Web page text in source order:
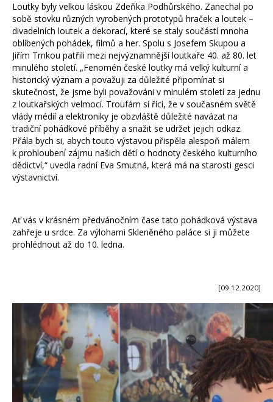
Loutky byly velkou láskou Zdeňka Podhůrského. Zanechal po
sobě stovku různých vyrobených prototypů hraček a loutek –
divadelních loutek a dekorací, které se staly součástí mnoha
oblíbených pohádek, filmů a her. Spolu s Josefem Skupou a
Jiřím Trnkou patřili mezi nejvýznamnější loutkaře 40. až 80. let
minulého století. „Fenomén české loutky má velký kulturní a
historický význam a považuji za důležité připomínat si
skutečnost, že jsme byli považováni v minulém století za jednu
z loutkařských velmocí. Troufám si říci, že v současném světě
vlády médií a elektroniky je obzvláště důležité navázat na
tradiční pohádkové příběhy a snažit se udržet jejich odkaz.
Přála bych si, abych touto výstavou přispěla alespoň málem
k prohloubení zájmu našich dětí o hodnoty českého kulturního
dědictví,“ uvedla radní Eva Smutná, která má na starosti gesci
výstavnictví.
Ať vás v krásném předvánočním čase tato pohádková výstava
zahřeje u srdce. Za výlohami Skleněného paláce si ji můžete
prohlédnout až do 10. ledna.
[09.12.2020]